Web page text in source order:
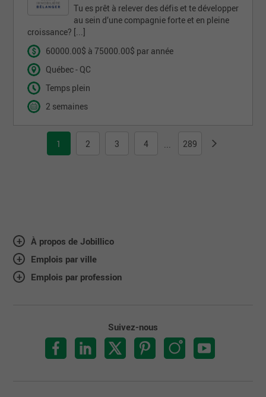
Tu es prêt à relever des défis et te développer
au sein d’une compagnie forte et en pleine
croissance? [...]
60000.00$ à 75000.00$ par année
Québec - QC
Temps plein
2 semaines
1 2 3 4 ... 289
À propos de Jobillico
Emplois par ville
Emplois par profession
Suivez-nous